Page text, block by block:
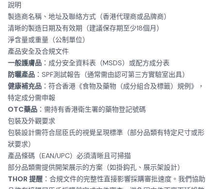
說明
製造商名稱、地址及聯絡方式（香港代理商或品牌商）
清晰的製造日期及有效期（建議保存期至少18個月）
淨含量或重量（公制單位）
產品安全及合規文件
一般護膚品 ：成分安全資料表（MSDS）或配方成分表
防曬產品 ：SPF測試報告（通常需由認可第三方實驗室出具）
健康補充品 ：符合香港《食物及藥物（成分組合及標籤）規例》，
特定成分需申報
OTC藥品 ：需持有香港衛生署的藥物登記號碼
包裝及外觀要求
包裝設計需符合屈臣氏的視覺呈現標準（部分品類有特定尺寸或形
狀要求）
產品條碼（EAN/UPC）必須清晰且可掃描
部分品類需提供開架展示的方案（如掛鈎孔、展示架設計）
THOR 提醒 ：合規文件的完整性直接影響採購審批速度。我們協助